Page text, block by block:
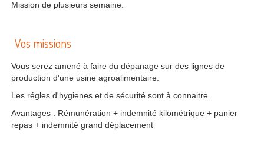
Mission de plusieurs semaine.
Vos missions
Vous serez amené à faire du dépanage sur des lignes de
production d'une usine agroalimentaire.
Les régles d'hygienes et de sécurité sont à connaitre.
Avantages : Rémunération + indemnité kilométrique + panier
repas + indemnité grand déplacement